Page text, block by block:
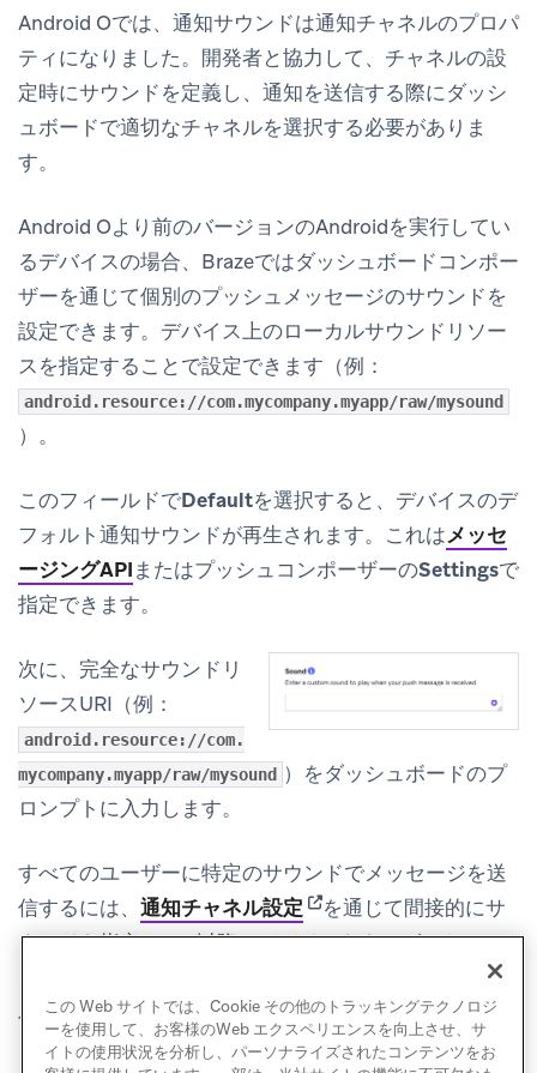
Android Oでは、通知サウンドは通知チャネルのプロパ
ティになりました。開発者と協力して、チャネルの設
定時にサウンドを定義し、通知を送信する際にダッシ
ュボードで適切なチャネルを選択する必要がありま
す。
Android Oより前のバージョンのAndroidを実行してい
るデバイスの場合、Brazeではダッシュボードコンポー
ザーを通じて個別のプッシュメッセージのサウンドを
設定できます。デバイス上のローカルサウンドリソー
スを指定することで設定できます（例：
android.resource://com.mycompany.myapp/raw/mysound
）。
このフィールドでDefaultを選択すると、デバイスのデ
フォルト通知サウンドが再生されます。これはメッセ
ージングAPIまたはプッシュコンポーザーのSettingsで
指定できます。
次に、完全なサウンドリ
ソースURI（例：
android.resource://com.
mycompany.myapp/raw/mysound ）をダッシュボードのプ
ロンプトに入力します。
すべてのユーザーに特定のサウンドでメッセージを送
信するには、 通知チャネル設定 (opens in new tab)
を通じて間接的にサ
ウンドを指定し（O以降のデバイスをターゲット）、
ダッシュボードから個別のサウンドを送信する（<Oデ
バイスをターゲット）ことをお勧めします。
この Web サイトでは、Cookie その他のトラッキングテクノロジ
ーを使用して、お客様のWeb エクスペリエンスを向上させ、サ
イトの使用状況を分析し、パーソナライズされたコンテンツをお